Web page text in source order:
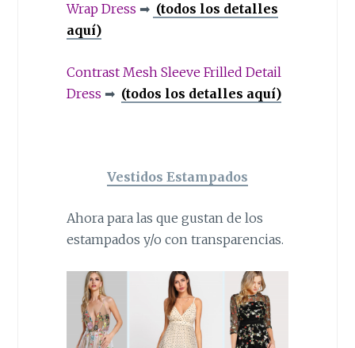
Wrap Dress ➡ (todos los detalles
aquí)
Contrast Mesh Sleeve Frilled Detail
Dress ➡ (todos los detalles aquí)
Vestidos Estampados
Ahora para las que gustan de los
estampados y/o con transparencias.